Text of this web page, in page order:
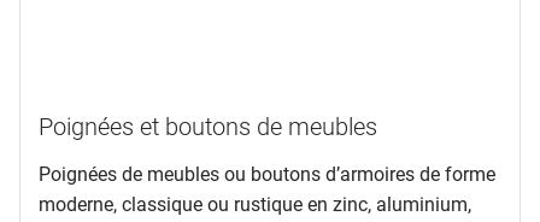
Poignées et boutons de meubles
Poignées de meubles ou boutons d’armoires de forme
moderne, classique ou rustique en zinc, aluminium,